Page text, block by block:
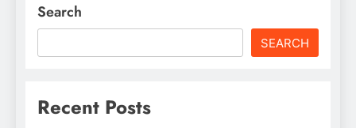
Search
SEARCH
Recent Posts